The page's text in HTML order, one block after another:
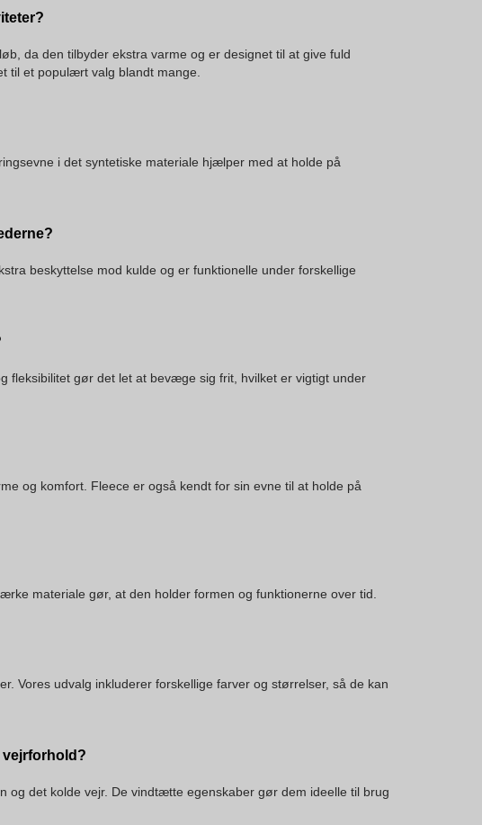
da den tilbyder ekstra varme og er designet til at give fuld
til et populært valg blandt mange.
i det syntetiske materiale hjælper med at holde på
beskyttelse mod kulde og er funktionelle under forskellige
fleksibilitet gør det let at bevæge sig frit, hvilket er vigtigt under
og komfort. Fleece er også kendt for sin evne til at holde på
materiale gør, at den holder formen og funktionerne over tid.
Vores udvalg inkluderer forskellige farver og størrelser, så de kan
vejrforhold?
og det kolde vejr. De vindtætte egenskaber gør dem ideelle til brug